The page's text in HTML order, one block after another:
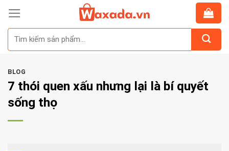
Skip
content
BLOG
7 thói quen xấu nhưng lại là bí quyết
sống thọ